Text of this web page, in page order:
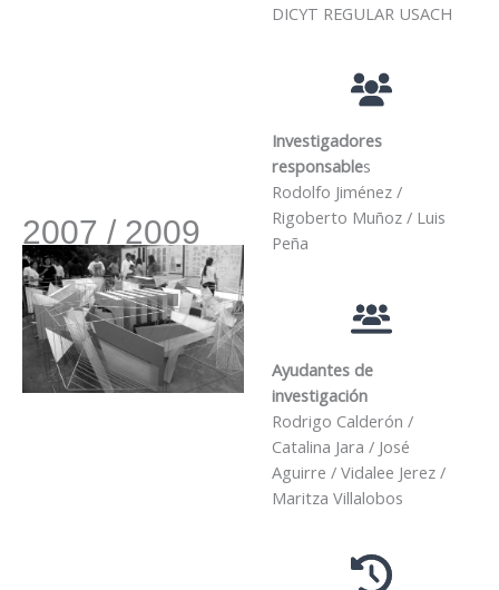
2007 / 2009
DICYT REGULAR USACH
Investigadores
responsables
Rodolfo Jiménez /
Rigoberto Muñoz / Luis
Peña
Ayudantes de
investigación
Rodrigo Calderón /
Catalina Jara / José
Aguirre / Vidalee Jerez /
Maritza Villalobos